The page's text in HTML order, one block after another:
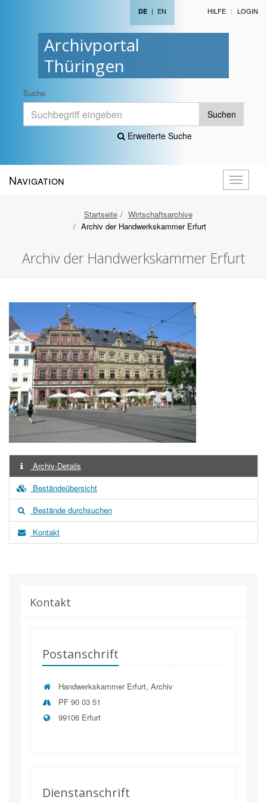
Archivportal
Thüringen
DE | EN HILFE LOGIN
Suche
Suchen
Erweiterte Suche
öffnen
Navigation
Startseite
Wirtschaftsarchive
Archiv der Handwerkskammer Erfurt
Archiv der Handwerkskammer Erfurt
Archiv-Details
Beständeübersicht
Bestände durchsuchen
Kontakt
Kontakt
Postanschrift
Handwerkskammer Erfurt, Archiv
PF 90 03 51
99106 Erfurt
Dienstanschrift